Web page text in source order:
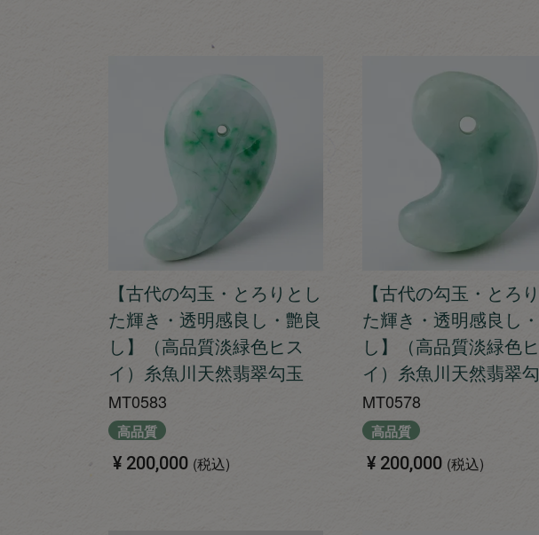
【古代の勾玉・とろりとし
た輝き・透明感良し・艶良
し】（高品質淡緑色ヒス
イ）糸魚川天然翡翠勾玉
MT0583
高品質
¥ 200,000 税込
【古代の勾玉・とろ
た輝き・透明感良し
し】（高品質淡緑色
イ）糸魚川天然翡翠
MT0578
高品質
¥ 200,000 税込